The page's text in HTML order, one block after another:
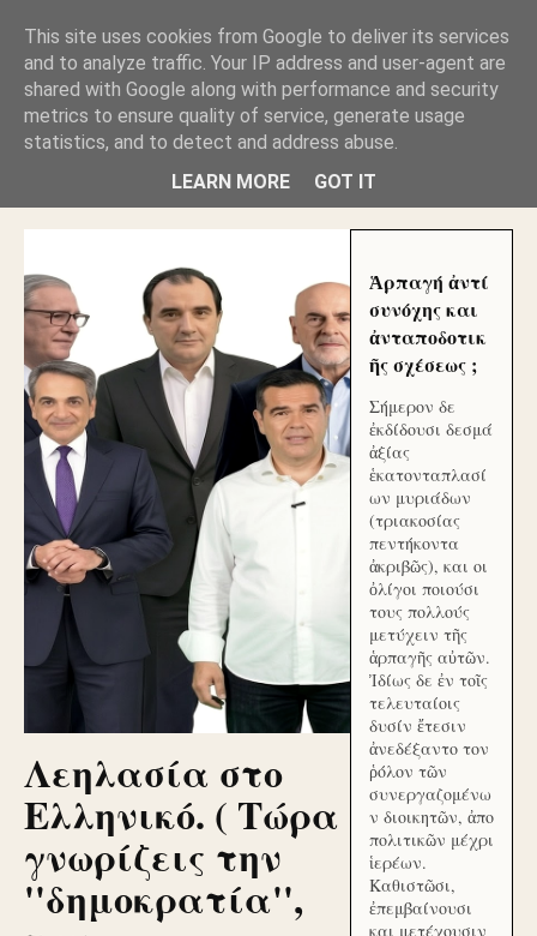
ΑΥΤΟΧΘΟΝΕΣ ΜΟΥ ΕΚΛΕΙΣΑΝ ΤΑ ΣΟΣΙΑΛ ΚΑΙ
ΦΙΜΩΣΑΝ ΤΟ SITE. ΟΙ ΧΙΛΙΑΔΕΣ ΜΙΚΡΟΕΠΕΝΔΥΤΕΣ
ΕΠΕΝΔΥΣΑΤΕ ΓΙΑ ΛΕΗΛΑΣΙΑ ΚΑΙ ΕΓΚΛΗΜΑ ?
ΓΛΥΦΑΔΑ WEB |ΟΙ ΜΕΓΑΛΟΙ ΚΛΕΠΤΑΙ ΑΠΟ ΤΟ
ΜΙΚΡΟΝ ΑΠΑΓΟΥΣΙ
Λεηλασία στο
Ελληνικό. ( Τώρα
γνωρίζεις την
''δημοκρατία'',
Ἁρπαγή ἀντί
συνόχης και
ἀνταποδοτικ
ῆς σχέσεως ;
Σήμερον δε
ἐκδίδουσι δεσμά
ἀξίας
ἑκατονταπλασί
ων μυριάδων
(τριακοσίας
πεντήκοντα
ἀκριβῶς), και οι
ὀλίγοι ποιούσι
τους πολλούς
μετύχειν τῆς
ἁρπαγῆς αὐτῶν.
Ἰδίως δε ἐν τοῖς
τελευταίοις
δυσίν ἔτεσιν
ἀνεδέξαντο τον
ῥόλον τῶν
συνεργαζομένω
ν διοικητῶν, ἀπο
πολιτικῶν μέχρι
ἱερέων.
Καθιστῶσι,
ἐπεμβαίνουσι
και μετέχουσιν
This site uses cookies from Google to deliver its services
and to analyze traffic. Your IP address and user-agent are
shared with Google along with performance and security
metrics to ensure quality of service, generate usage
statistics, and to detect and address abuse.
LEARN MORE
GOT IT